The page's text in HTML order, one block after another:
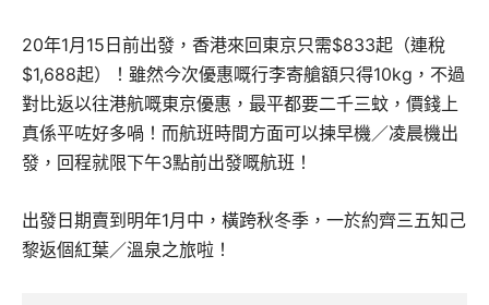
20年1月15日前出發，香港來回東京只需$833起（連稅
$1,688起）！雖然今次優惠嘅行李寄艙額只得10kg，不過
對比返以往港航嘅東京優惠，最平都要二千三蚊，價錢上
真係平咗好多喎！而航班時間方面可以揀早機／凌晨機出
發，回程就限下午3點前出發嘅航班！
出發日期賣到明年1月中，橫跨秋冬季，一於約齊三五知己
黎返個紅葉／溫泉之旅啦！